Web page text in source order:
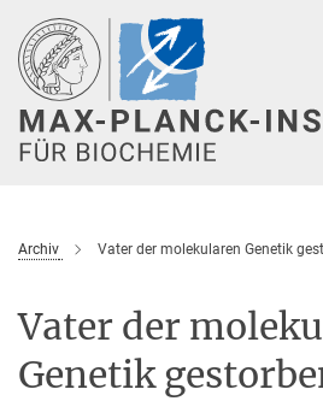
Hauptinhalt
Archiv Vater der molekularen Genetik
Vater der
Genetik